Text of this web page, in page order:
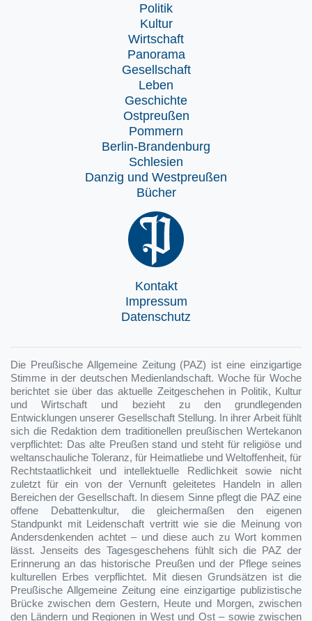
Politik
Kultur
Wirtschaft
Panorama
Gesellschaft
Leben
Geschichte
Ostpreußen
Pommern
Berlin-Brandenburg
Schlesien
Danzig und Westpreußen
Bücher
Kontakt
Impressum
Datenschutz
Die Preußische Allgemeine Zeitung (PAZ) ist eine einzigartige
Stimme in der deutschen Medienlandschaft. Woche für Woche
berichtet sie über das aktuelle Zeitgeschehen in Politik, Kultur
und Wirtschaft und bezieht zu den grundlegenden
Entwicklungen unserer Gesellschaft Stellung. In ihrer Arbeit fühlt
sich die Redaktion dem traditionellen preußischen Wertekanon
verpflichtet: Das alte Preußen stand und steht für religiöse und
weltanschauliche Toleranz, für Heimatliebe und Weltoffenheit, für
Rechtstaatlichkeit und intellektuelle Redlichkeit sowie nicht
zuletzt für ein von der Vernunft geleitetes Handeln in allen
Bereichen der Gesellschaft. In diesem Sinne pflegt die PAZ eine
offene Debattenkultur, die gleichermaßen den eigenen
Standpunkt mit Leidenschaft vertritt wie sie die Meinung von
Andersdenkenden achtet – und diese auch zu Wort kommen
lässt. Jenseits des Tagesgeschehens fühlt sich die PAZ der
Erinnerung an das historische Preußen und der Pflege seines
kulturellen Erbes verpflichtet. Mit diesen Grundsätzen ist die
Preußische Allgemeine Zeitung eine einzigartige publizistische
Brücke zwischen dem Gestern, Heute und Morgen, zwischen
den Ländern und Regionen in West und Ost – sowie zwischen